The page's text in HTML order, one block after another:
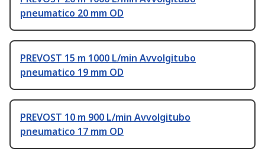
pneumatico 20 mm OD
PREVOST 15 m 1000 L/min Avvolgitubo
pneumatico 19 mm OD
PREVOST 10 m 900 L/min Avvolgitubo
pneumatico 17 mm OD